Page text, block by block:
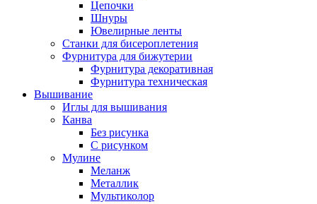
Цепочки
Шнуры
Ювелирные ленты
Станки для бисероплетения
Фурнитура для бижутерии
Фурнитура декоративная
Фурнитура техническая
Вышивание
Иглы для вышивания
Канва
Без рисунка
С рисунком
Мулине
Меланж
Металлик
Мультиколор